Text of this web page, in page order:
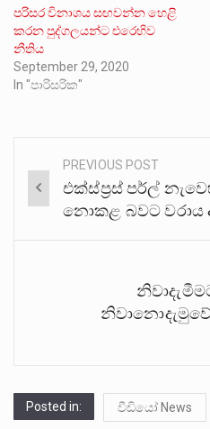
පරිසර විනාශය සඟවන්න හෙළි
කරන පුද්ගලයන්ට එරෙහිව
නීතිය
September 29, 2020
In "පාරිසරික"
Post
navigation
PREVIOUS POST
එක්ස්ප්‍රස් පර්ල්
නොකළ බවට වරාය
Posted in: වීඩියෝ News